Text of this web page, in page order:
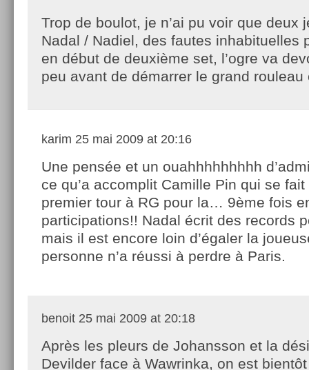
Trop de boulot, je n’ai pu voir que deux
Nadal / Nadiel, des fautes inhabituelles
en début de deuxième set, l’ogre va
peu avant de démarrer le grand rouleau
karim 25 mai 2009 at 20:16
Une pensée et un ouahhhhhhhhh
ce qu’a accomplit Camille Pin qui se
premier tour à RG pour la… 9ème fois
participations!! Nadal écrit des records
mais il est encore loin d’égaler la
personne n’a réussi à perdre à Paris.
benoit 25 mai 2009 at 20:18
Après les pleurs de Johansson et la
Devilder face à Wawrinka, on est bientôt